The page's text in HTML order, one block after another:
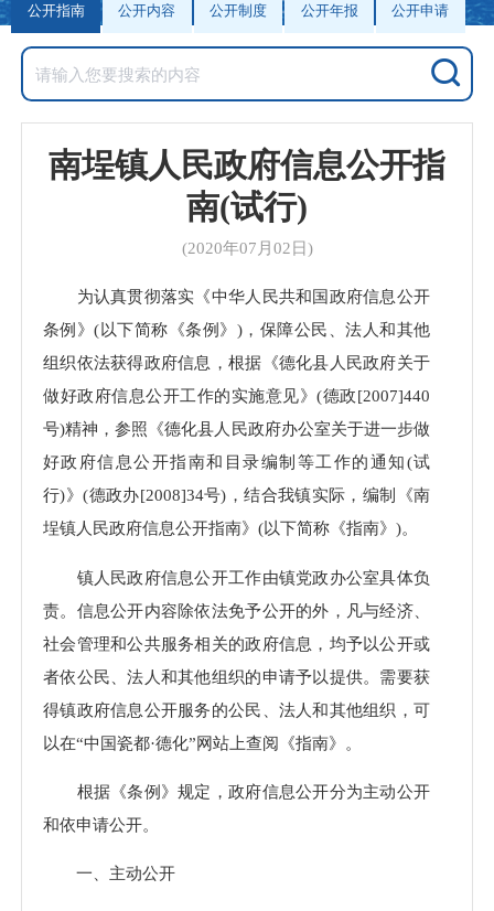
公开指南
公开内容
公开制度
公开年报
公开申请
南埕镇人民政府信息公开指
南(试行)
(2020年07月02日)
为认真贯彻落实《中华人民共和国政府信息公开
条例》(以下简称《条例》)，保障公民、法人和其他
组织依法获得政府信息，根据《德化县人民政府关于
做好政府信息公开工作的实施意见》(德政[2007]440
号)精神，参照《德化县人民政府办公室关于进一步做
好政府信息公开指南和目录编制等工作的通知(试
行)》(德政办[2008]34号)，结合我镇实际，编制《南
埕镇人民政府信息公开指南》(以下简称《指南》)。
镇人民政府信息公开工作由镇党政办公室具体负
责。信息公开内容除依法免予公开的外，凡与经济、
社会管理和公共服务相关的政府信息，均予以公开或
者依公民、法人和其他组织的申请予以提供。需要获
得镇政府信息公开服务的公民、法人和其他组织，可
以在“中国瓷都·德化”网站上查阅《指南》。
根据《条例》规定，政府信息公开分为主动公开
和依申请公开。
一、主动公开